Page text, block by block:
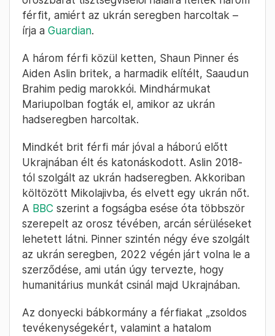
férfit, amiért az ukrán seregben harcoltak –
írja a Guardian.
A három férfi közül ketten, Shaun Pinner és
Aiden Aslin britek, a harmadik elítélt, Saaudun
Brahim pedig marokkói. Mindhármukat
Mariupolban fogták el, amikor az ukrán
hadseregben harcoltak.
Mindkét brit férfi már jóval a háború előtt
Ukrajnában élt és katonáskodott. Aslin 2018-
tól szolgált az ukrán hadseregben. Akkoriban
költözött Mikolajivba, és elvett egy ukrán nőt.
A BBC szerint a fogságba esése óta többször
szerepelt az orosz tévében, arcán sérüléseket
lehetett látni. Pinner szintén négy éve szolgált
az ukrán seregben, 2022 végén járt volna le a
szerződése, ami után úgy tervezte, hogy
humanitárius munkát csinál majd Ukrajnában.
Az donyecki bábkormány a férfiakat „zsoldos
tevékenységekért, valamint a hatalom